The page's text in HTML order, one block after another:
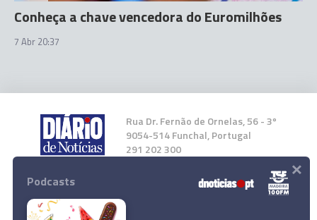
Conheça a chave vencedora do Euromilhões
7 Abr 20:37
Rua Dr. Fernão de Ornelas, 56 - 3º
9054-514 Funchal, Portugal
291 202 300
Instale a nossa App
Podcasts ×